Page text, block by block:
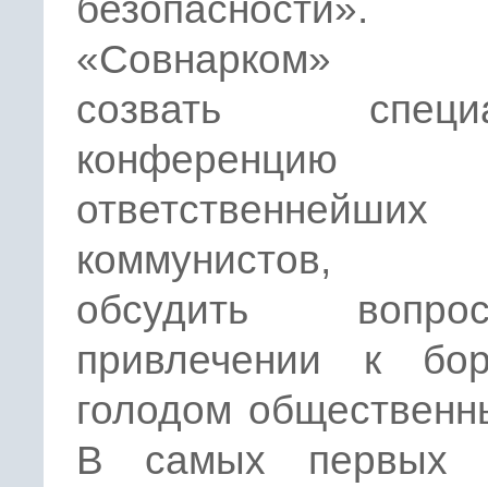
безопасности».
«Совнарком»
созвать
ответственнейших
коммунистов,
обсудить
привлечении к
голодом
В самых первых